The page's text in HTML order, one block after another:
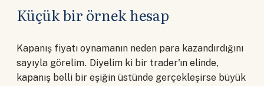
Küçük bir örnek hesap
Kapanış fiyatı oynamanın neden para kazandırdığını
sayıyla görelim. Diyelim ki bir trader'ın elinde,
kapanış belli bir eşiğin üstünde gerçekleşirse büyük